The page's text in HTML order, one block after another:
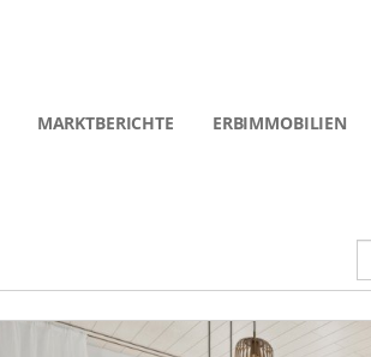
MARKTBERICHTE ERBIMMOBILIEN